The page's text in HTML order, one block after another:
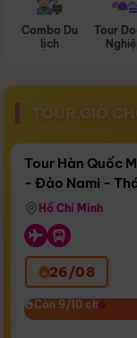
Combo Du
lịch
Tour
TOUR GIỜ
Còn16 ngày
Bay Sun
Tour Hàn Quốc
- Đảo Nami -
Airways)
Hồ Chí Minh
26/08
Còn 9/10 chỗ
Còn 9/10 chỗ